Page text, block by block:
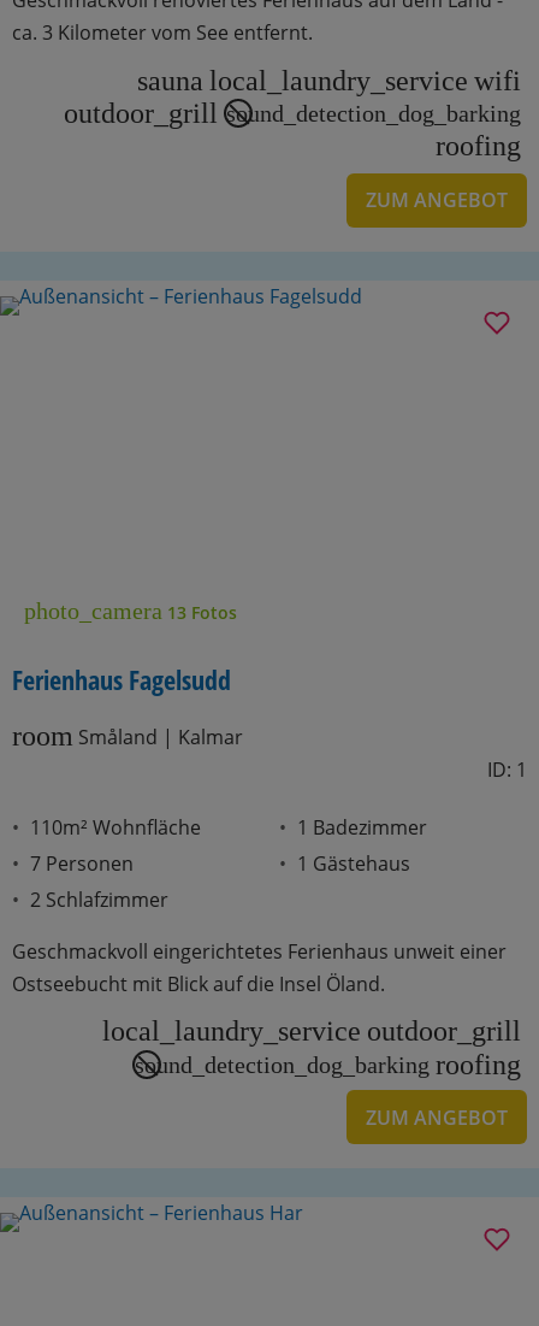
ca. 3 Kilometer vom See entfernt.
sauna local_laundry_service wifi
outdoor_grill sound_detection_dog_barking
roofing
ZUM ANGEBOT
photo_camera 13 Fotos
Ferienhaus Fagelsudd
room Småland | Kalmar
ID: 1
110m² Wohnfläche
7 Personen
2 Schlafzimmer
1 Badezimmer
1 Gästehaus
Geschmackvoll eingerichtetes Ferienhaus unweit einer
Ostseebucht mit Blick auf die Insel Öland.
local_laundry_service outdoor_grill
sound_detection_dog_barking roofing
ZUM ANGEBOT